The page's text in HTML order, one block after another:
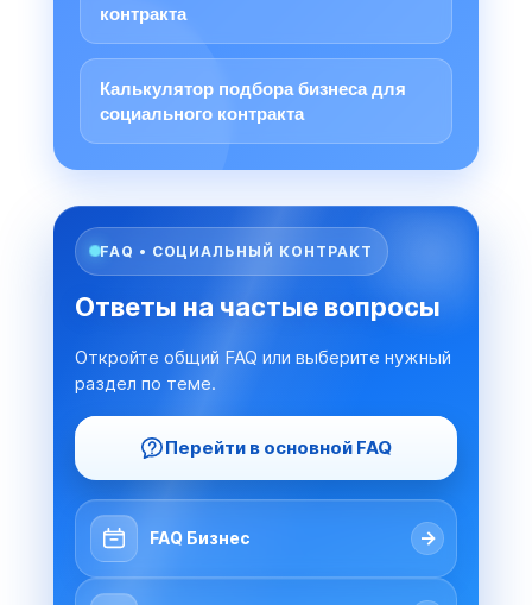
контракта
Калькулятор подбора бизнеса для
социального контракта
FAQ • СОЦИАЛЬНЫЙ КОНТРАКТ
Ответы на частые вопросы
Откройте общий FAQ или выберите нужный
раздел по теме.
Перейти в основной FAQ
FAQ Бизнес →